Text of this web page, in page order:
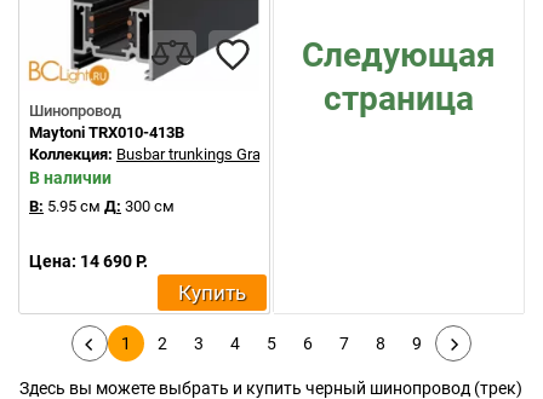
Шинопровод
Maytoni TRX010-413B
Коллекция: Busbar trunkings Gravity
В наличии
В: 5.95 см Д: 300 см
Цена: 14 690 Р.
Купить
Следующая
страница
1 2 3 4 5 6 7 8 9
Здесь вы можете выбрать и купить черный шинопровод (трек)